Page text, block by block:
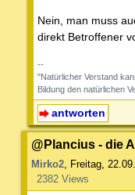
Nein, man muss
direkt Betroffener
--
"Natürlicher Verstand
Bildung den natürlichen
antworten
@Plancius - die
Mirko2 Freitag,
2382 Views